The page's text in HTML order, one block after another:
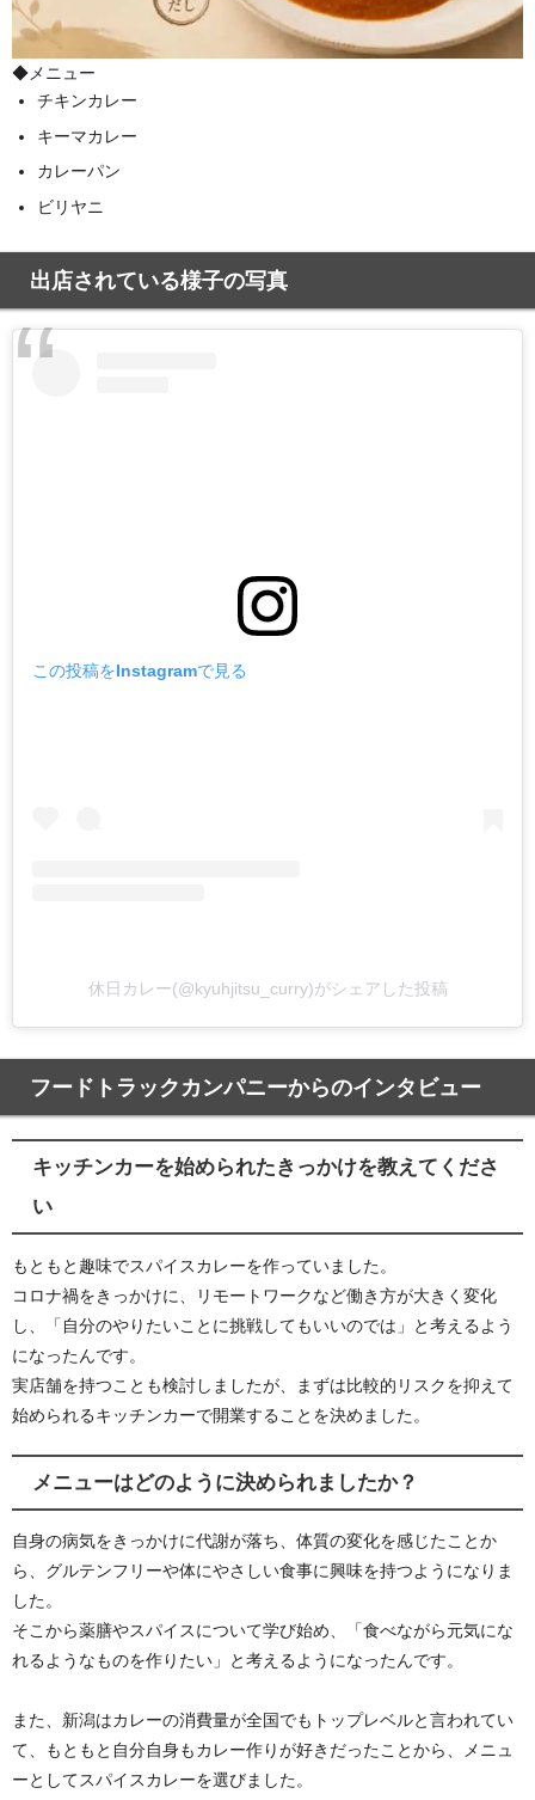
◆メニュー
チキンカレー
キーマカレー
カレーパン
ビリヤニ
出店されている様子の写真
この投稿をInstagramで見る
休日カレー(@kyuhjitsu_curry)がシェアした投稿
フードトラックカンパニーからのインタビュー
キッチンカーを始められたきっかけを教えてくださ
い
もともと趣味でスパイスカレーを作っていました。
コロナ禍をきっかけに、リモートワークなど働き方が大きく変化
し、「自分のやりたいことに挑戦してもいいのでは」と考えるよう
になったんです。
実店舗を持つことも検討しましたが、まずは比較的リスクを抑えて
始められるキッチンカーで開業することを決めました。
メニューはどのように決められましたか？
自身の病気をきっかけに代謝が落ち、体質の変化を感じたことか
ら、グルテンフリーや体にやさしい食事に興味を持つようになりま
した。
そこから薬膳やスパイスについて学び始め、「食べながら元気にな
れるようなものを作りたい」と考えるようになったんです。
また、新潟はカレーの消費量が全国でもトップレベルと言われてい
て、もともと自分自身もカレー作りが好きだったことから、メニュ
ーとしてスパイスカレーを選びました。